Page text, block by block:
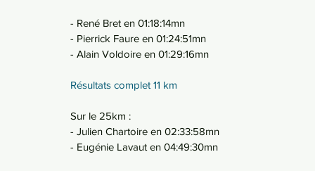
- René Bret en 01:18:14mn
- Pierrick Faure en 01:24:51mn
- Alain Voldoire en 01:29:16mn
Résultats complet 11 km
Sur le 25km :
- Julien Chartoire en 02:33:58mn
- Eugénie Lavaut en 04:49:30mn